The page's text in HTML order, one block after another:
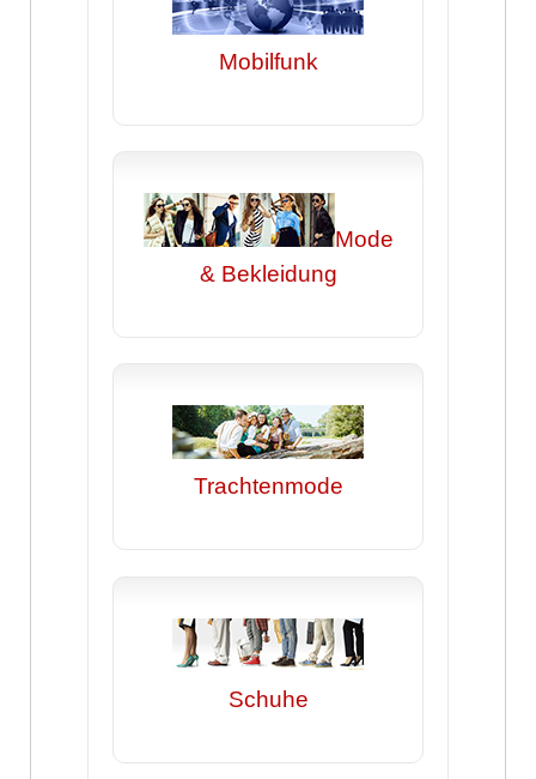
Mobilfunk
Mode
& Bekleidung
Trachtenmode
Schuhe